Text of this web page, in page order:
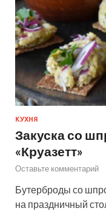
КУХНЯ
Закуска со
«Круазетт»
Оставьте комментарий
Бутерброды со
на праздничный